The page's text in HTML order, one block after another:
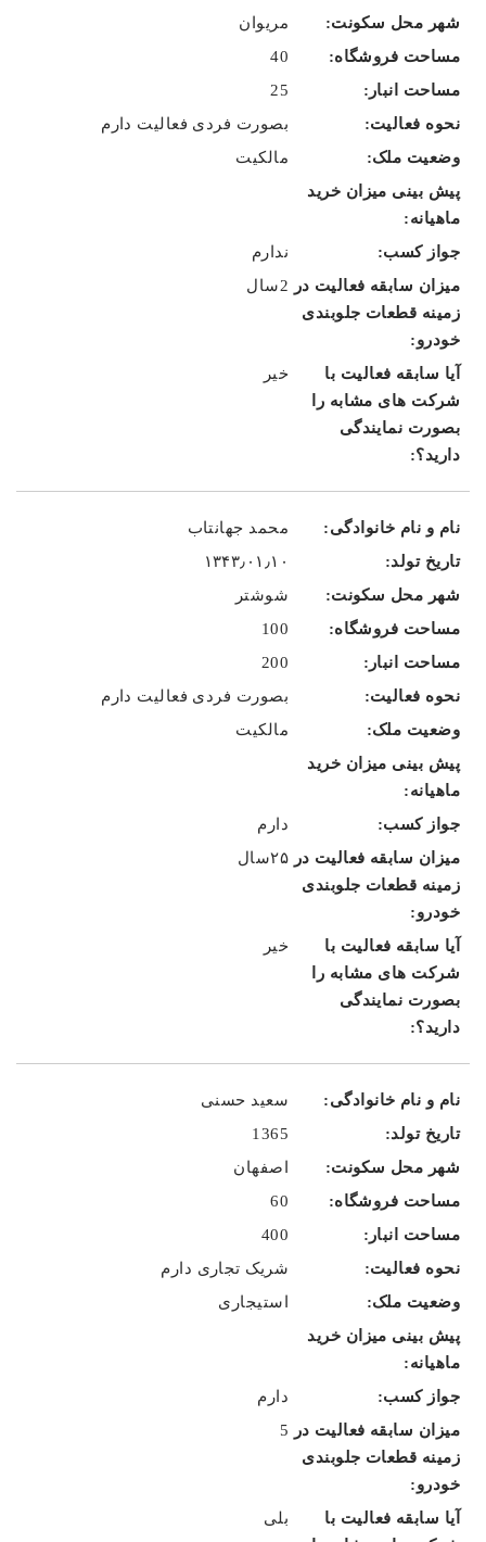
مریوان
40
25
بصورت فردی فعالیت دارم
مالکیت
ندارم
2سال
خیر
محمد جهانتاب
۱۳۴۳٫۰۱٫۱۰
شوشتر
100
200
بصورت فردی فعالیت دارم
مالکیت
دارم
۲۵سال
خیر
سعید حسنی
1365
اصفهان
60
400
شریک تجاری دارم
استیجاری
دارم
5
بلی